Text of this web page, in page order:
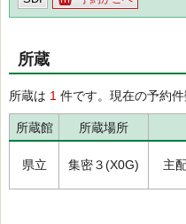
所蔵
所蔵は 1 件です。現在の予約
所蔵館 所蔵場所
県立 集密３(X0G) 主